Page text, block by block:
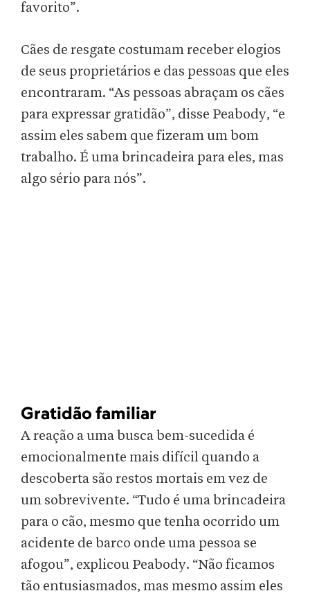
favorito”.
Cães de resgate costumam receber elogios
de seus proprietários e das pessoas que eles
encontraram. “As pessoas abraçam os cães
para expressar gratidão”, disse Peabody, “e
assim eles sabem que fizeram um bom
trabalho. É uma brincadeira para eles, mas
algo sério para nós”.
Gratidão familiar
A reação a uma busca bem-sucedida é
emocionalmente mais difícil quando a
descoberta são restos mortais em vez de
um sobrevivente. “Tudo é uma brincadeira
para o cão, mesmo que tenha ocorrido um
acidente de barco onde uma pessoa se
afogou”, explicou Peabody. “Não ficamos
tão entusiasmados, mas mesmo assim eles